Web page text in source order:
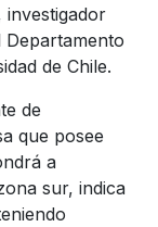
investigador
Departamento
de Chile.
de
que posee
a
sur, indica